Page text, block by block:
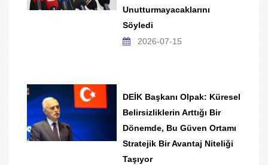
Unutturmayacaklarını
Söyledi
2026-07-15
DEİK Başkanı Olpak: Küresel
Belirsizliklerin Arttığı Bir
Dönemde, Bu Güven Ortamı
Stratejik Bir Avantaj Niteliği
Taşıyor